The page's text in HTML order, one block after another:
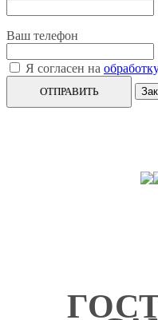
Ваш телефон
Я согласен на
ОТПРАВИТЬ